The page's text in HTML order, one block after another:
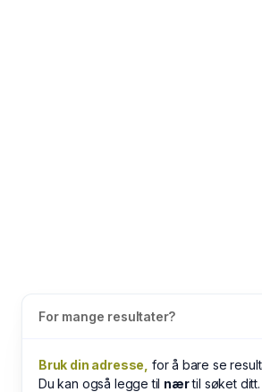
For mange resultater?
Bruk din adresse, for å bare se
Du kan også legge til nærtil søket ditt.